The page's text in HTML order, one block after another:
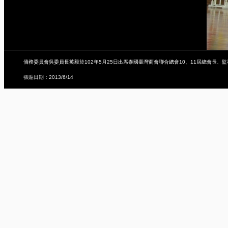
僑務委員會吳委員長英毅於102年5月25日出席泰國臺灣商會聯合總會10、11屆總會長、監
張貼日期：2013/6/14